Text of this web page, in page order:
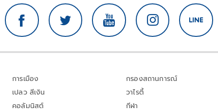
การเมือง
เปลว สีเงิน
คอลัมนิสต์
กรองสถานการณ์
วาไรตี้
กีฬา